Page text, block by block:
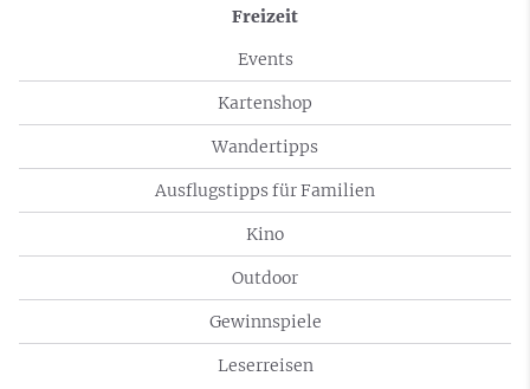
Freizeit
Events
Kartenshop
Wandertipps
Ausflugstipps für Familien
Kino
Outdoor
Gewinnspiele
Leserreisen